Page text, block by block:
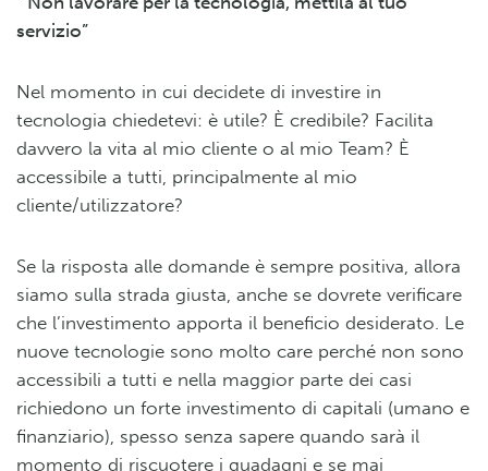
servizio”
Nel momento in cui decidete di investire in
tecnologia chiedetevi: è utile? È credibile? Facilita
davvero la vita al mio cliente o al mio Team? È
accessibile a tutti, principalmente al mio
cliente/utilizzatore?
Se la risposta alle domande è sempre positiva, allora
siamo sulla strada giusta, anche se dovrete verificare
che l’investimento apporta il beneficio desiderato. Le
nuove tecnologie sono molto care perché non sono
accessibili a tutti e nella maggior parte dei casi
richiedono un forte investimento di capitali (umano e
finanziario), spesso senza sapere quando sarà il
momento di riscuotere i guadagni e se mai